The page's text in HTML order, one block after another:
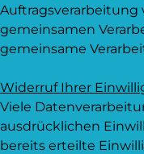
Auftragsverarbeitung
gemeinsamen
gemeinsame
Widerruf Ihrer
Viele
ausdrücklichen
bereits erteilte